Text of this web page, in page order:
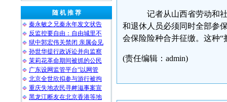
随 机 推 荐
秦永敏之兄秦永年发文状告
反监控要自由：自由城里不
狱中郭宏伟关禁闭 亲属会见
孙世华提行政诉讼并向监察
茉莉花革命期间被抓的公民
广东设网监管平台“以网管
北京全世欣拟参与游行被拘
重庆失地农民寻衅滋事案宣
黑龙江断友在北京香港等地
记者从山西省劳动和
和退休人员必须同时全部参
会保险险种合并征缴。这种
(责任编辑：admin)